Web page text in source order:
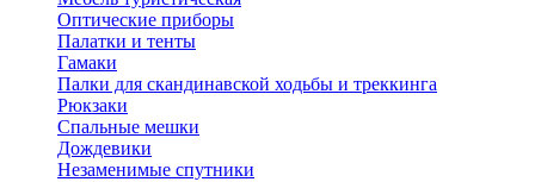
Оптические приборы
Палатки и тенты
Гамаки
Палки для скандинавской ходьбы и треккинга
Рюкзаки
Спальные мешки
Дождевики
Незаменимые спутники